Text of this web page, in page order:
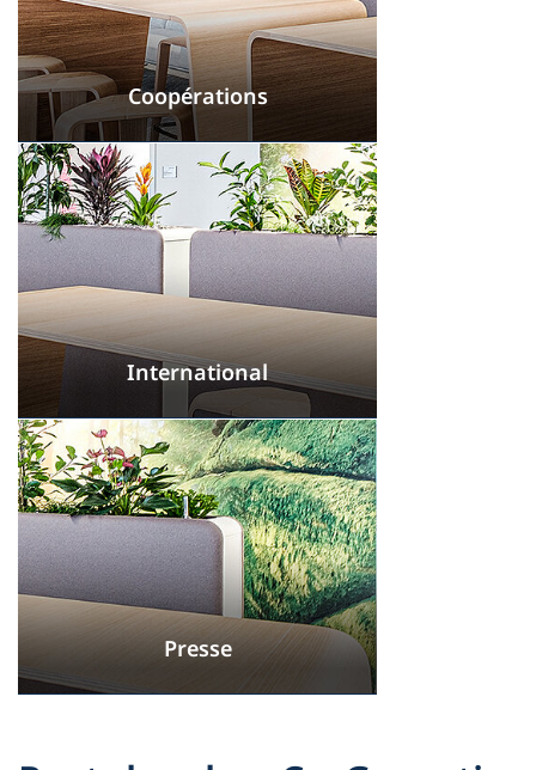
Coopérations
International
Presse